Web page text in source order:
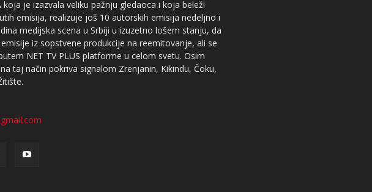
je izazvala veliku pažnju gledaoca i koja beleži
emisija, realizuje još 10 autorskih emisija nedeljno i
medijska scena u Srbiji u izuzetno lošem stanju, da
iz sopstvene produkcije na reemitovanje, ali se
NET TV PLUS platforme u celom svetu. Osim
taj način pokriva signalom Zrenjanin, Kikindu, Čoku,